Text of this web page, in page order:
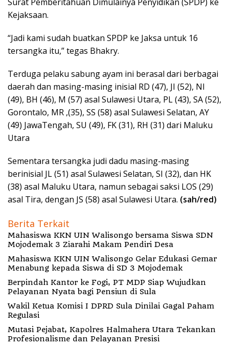
Kejaksaan.
“Jadi kami sudah buatkan SPDP ke Jaksa untuk 16
tersangka itu,” tegas Bhakry.
Terduga pelaku sabung ayam ini berasal dari berbagai
daerah dan masing-masing inisial RD (47), JI (52), NI
(49), BH (46), M (57) asal Sulawesi Utara, PL (43), SA (52),
Gorontalo, MR ,(35), SS (58) asal Sulawesi Selatan, AY
(49) JawaTengah, SU (49), FK (31), RH (31) dari Maluku
Utara
Sementara tersangka judi dadu masing-masing
berinisial JL (51) asal Sulawesi Selatan, SI (32), dan HK
(38) asal Maluku Utara, namun sebagai saksi LOS (29)
asal Tira, dengan JS (58) asal Sulawesi Utara. (sah/red)
Berita Terkait
Mahasiswa KKN UIN Walisongo bersama Siswa SDN
Mojodemak 3 Ziarahi Makam Pendiri Desa
Mahasiswa KKN UIN Walisongo Gelar Edukasi Gemar
Menabung kepada Siswa di SD 3 Mojodemak
Berpindah Kantor ke Fogi, PT MDP Siap Wujudkan
Pelayanan Nyata bagi Pensiun di Sula
Wakil Ketua Komisi I DPRD Sula Dinilai Gagal Paham
Regulasi
Mutasi Pejabat, Kapolres Halmahera Utara Tekankan
Profesionalisme dan Pelayanan Presisi